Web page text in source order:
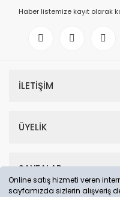
Online satış hizmeti veren
sayfamızda sizlerin alışveriş
Haber listemize kayıt olarak
İLETİŞİM
ÜYELİK
SAYFALAR